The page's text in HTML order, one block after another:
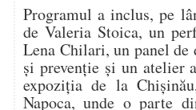
Programul a inclus, pe
de Valeria Stoica, un
Lena Chilari, un panel
și prevenție și un atelier
expoziția de la
Napoca, unde o parte